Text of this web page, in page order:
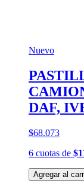
Nuevo
DAF,
$68.073
6 cuotas de
Agregar al